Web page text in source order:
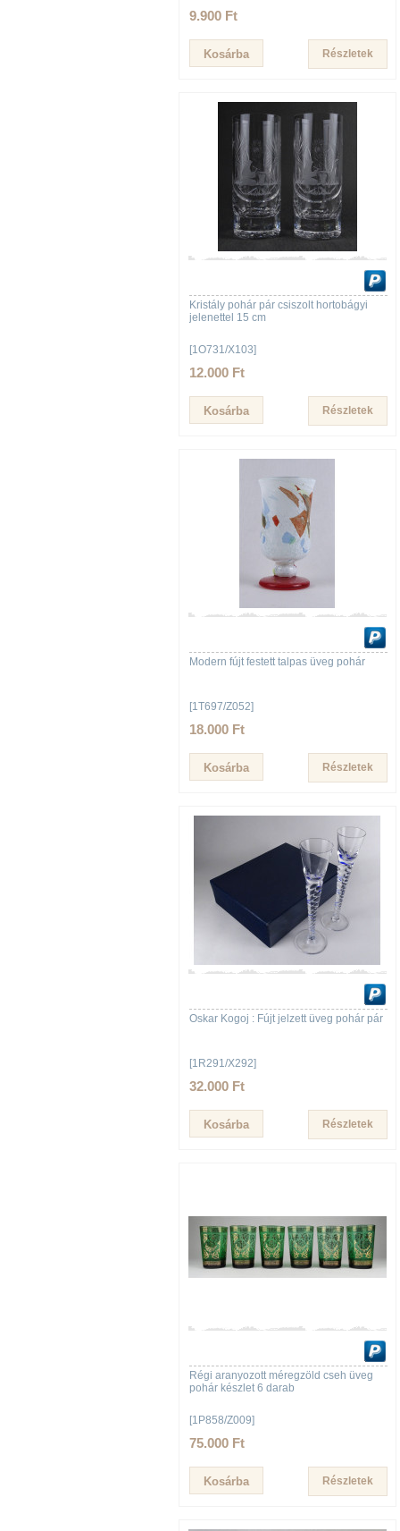
9.900 Ft
Részletek
Kristály pohár pár csiszolt hortobágyi
jelenettel 15 cm
[1O731/X103]
12.000 Ft
Részletek
Modern fújt festett talpas üveg pohár
[1T697/Z052]
18.000 Ft
Részletek
Oskar Kogoj : Fújt jelzett üveg pohár pár
[1R291/X292]
32.000 Ft
Részletek
Régi aranyozott méregzöld cseh üveg
pohár készlet 6 darab
[1P858/Z009]
75.000 Ft
Részletek